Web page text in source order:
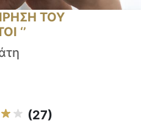
ΤΟΥ
‘’
(27)